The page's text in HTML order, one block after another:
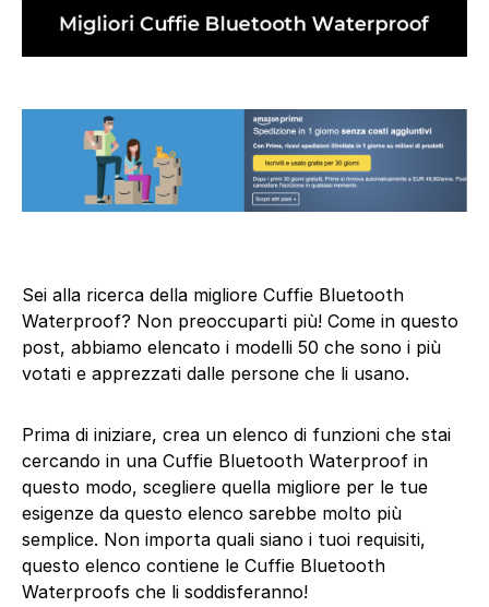
Sei alla ricerca della migliore Cuffie Bluetooth
Waterproof? Non preoccuparti più! Come in questo
post, abbiamo elencato i modelli 50 che sono i più
votati e apprezzati dalle persone che li usano.
Prima di iniziare, crea un elenco di funzioni che stai
cercando in una Cuffie Bluetooth Waterproof in
questo modo, scegliere quella migliore per le tue
esigenze da questo elenco sarebbe molto più
semplice. Non importa quali siano i tuoi requisiti,
questo elenco contiene le Cuffie Bluetooth
Waterproofs che li soddisferanno!